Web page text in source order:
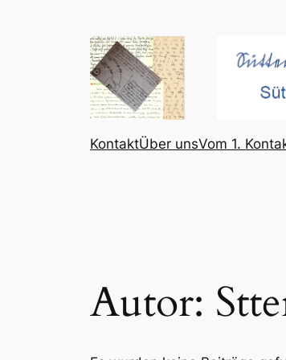
KontaktÜber unsVom 1.
Autor: